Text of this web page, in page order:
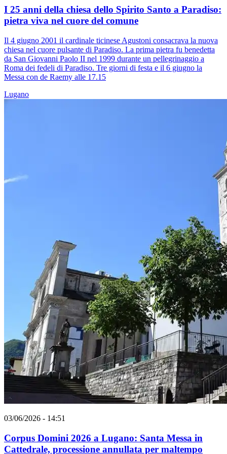
I 25 anni della chiesa dello Spirito Santo a Paradiso:
pietra viva nel cuore del comune
Il 4 giugno 2001 il cardinale ticinese Agustoni consacrava la nuova
chiesa nel cuore pulsante di Paradiso. La prima pietra fu benedetta
da San Giovanni Paolo II nel 1999 durante un pellegrinaggio a
Roma dei fedeli di Paradiso. Tre giorni di festa e il 6 giugno la
Messa con de Raemy alle 17.15
Lugano
03/06/2026 - 14:51
Corpus Domini 2026 a Lugano: Santa Messa in
Cattedrale, processione annullata per maltempo